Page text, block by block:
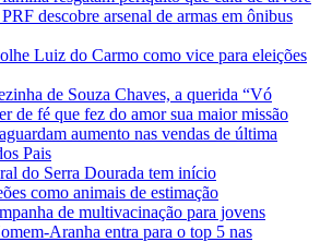
descobre arsenal de armas em ônibus
Luiz do Carmo como vice para eleições
de Souza Chaves, a querida “Vó
de fé que fez do amor sua maior missão
aumento nas vendas de última
Pais
do Serra Dourada tem início
como animais de estimação
de multivacinação para jovens
Aranha entra para o top 5 nas